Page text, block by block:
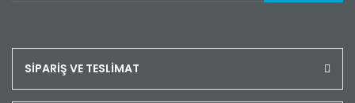
SİPARİŞ VE TESLİMAT